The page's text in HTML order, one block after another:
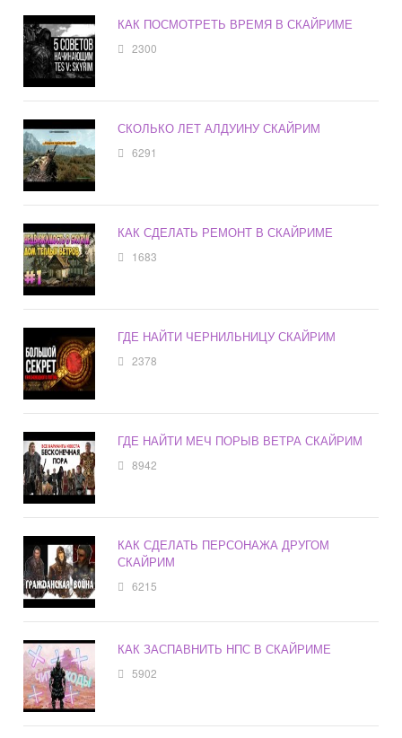
КАК ПОСМОТРЕТЬ ВРЕМЯ В СКАЙРИМЕ
2300
СКОЛЬКО ЛЕТ АЛДУИНУ СКАЙРИМ
6291
КАК СДЕЛАТЬ РЕМОНТ В СКАЙРИМЕ
1683
ГДЕ НАЙТИ ЧЕРНИЛЬНИЦУ СКАЙРИМ
2378
ГДЕ НАЙТИ МЕЧ ПОРЫВ ВЕТРА СКАЙРИМ
8942
КАК СДЕЛАТЬ ПЕРСОНАЖА ДРУГОМ
СКАЙРИМ
6215
КАК ЗАСПАВНИТЬ НПС В СКАЙРИМЕ
5902